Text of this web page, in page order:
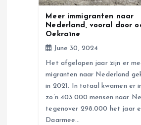
Meer immigranten naar
Nederland, vooral door
Oekraïne
June 30, 2024
Het afgelopen jaar zijn er
migranten naar Nederland
in 2021. In totaal kwamen er
zo’n 403.000 mensen naar
tegenover 298.000 het jaar
Daarmee…